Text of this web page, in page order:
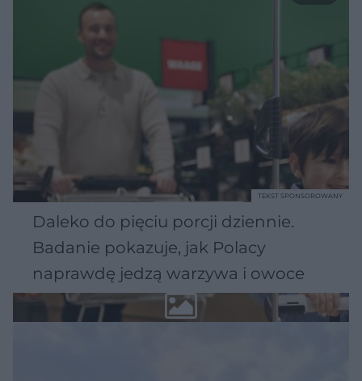
Daleko do pięciu porcji dziennie.
Badanie pokazuje, jak Polacy
naprawdę jedzą warzywa i owoce
TEKST SPONSOROWANY